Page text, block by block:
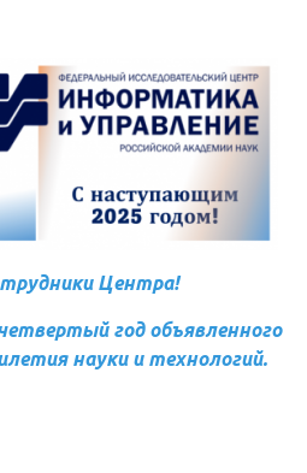
Центра!
год объявленного
науки и технологий.